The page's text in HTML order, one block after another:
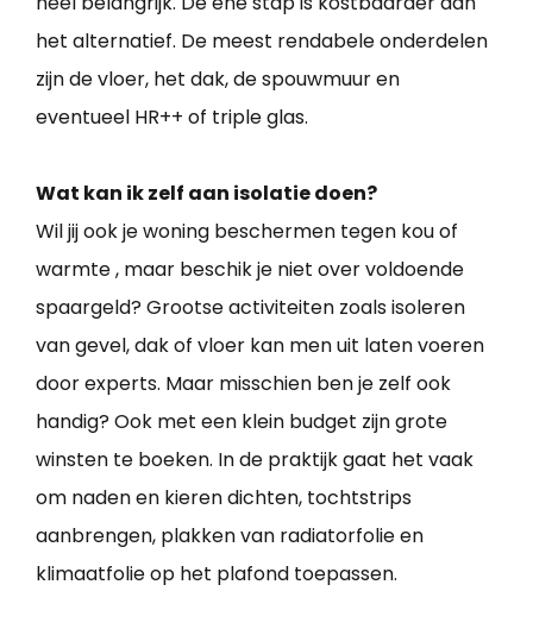
het alternatief. De meest rendabele onderdelen
zijn de vloer, het dak, de spouwmuur en
eventueel HR++ of triple glas.
Wat kan ik zelf aan isolatie doen?
Wil jij ook je woning beschermen tegen kou of
warmte , maar beschik je niet over voldoende
spaargeld? Grootse activiteiten zoals isoleren
van gevel, dak of vloer kan men uit laten voeren
door experts. Maar misschien ben je zelf ook
handig? Ook met een klein budget zijn grote
winsten te boeken. In de praktijk gaat het vaak
om naden en kieren dichten, tochtstrips
aanbrengen, plakken van radiatorfolie en
klimaatfolie op het plafond toepassen.